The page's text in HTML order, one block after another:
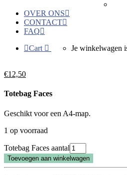
OVER ONS
CONTACT
FAQ
Cart
Je winkelwagen
€12,50
Totebag Faces
Geschikt voor een A4-map.
1 op voorraad
Totebag Faces aantal
Toevoegen aan winkelwagen